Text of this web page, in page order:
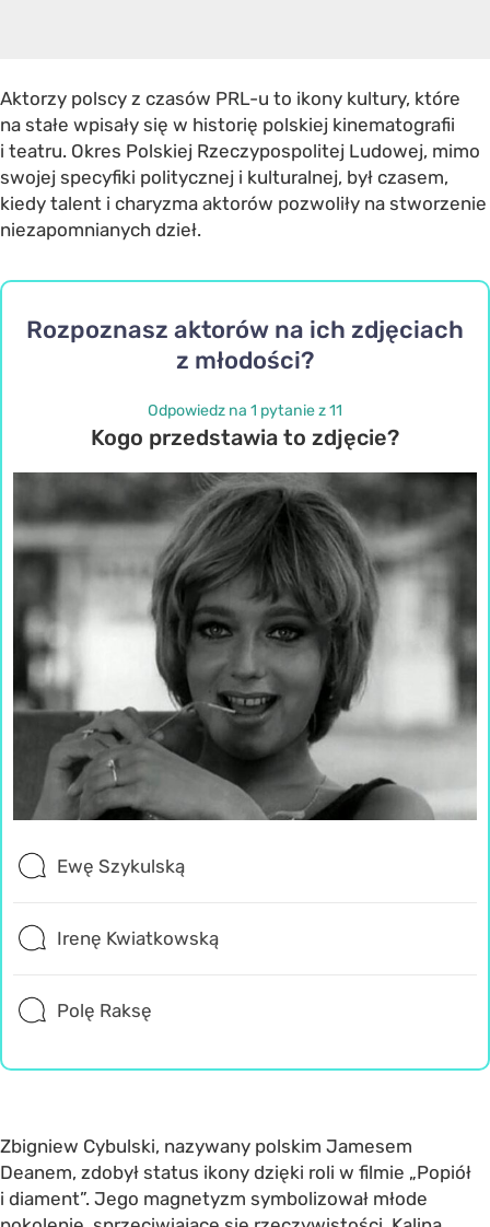
Aktorzy polscy z czasów PRL-u to ikony kultury, które
na stałe wpisały się w historię polskiej kinematografii
i teatru. Okres Polskiej Rzeczypospolitej Ludowej, mimo
swojej specyfiki politycznej i kulturalnej, był czasem,
kiedy talent i charyzma aktorów pozwoliły na stworzenie
niezapomnianych dzieł.
Rozpoznasz aktorów na ich zdjęciach
z młodości?
Odpowiedz na 1 pytanie z 11
Kogo przedstawia to zdjęcie?
Ewę Szykulską
Irenę Kwiatkowską
Polę Raksę
Zbigniew Cybulski, nazywany polskim Jamesem
Deanem, zdobył status ikony dzięki roli w filmie „Popiół
i diament”. Jego magnetyzm symbolizował młode